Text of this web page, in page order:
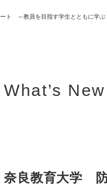
～教員を目指す学生とともに学ぶ
What’s New
良教育大学